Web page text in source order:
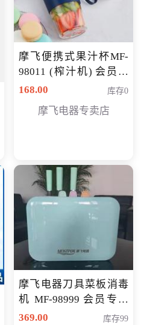
摩飞便携式果汁杯MF-
98011 (榨汁机) 会员专
享价138元
168.00 库存0
摩飞电器专卖店
摩飞电器刀具菜板消毒
机 MF-98999 会员专享
价286元
369.00 库存99